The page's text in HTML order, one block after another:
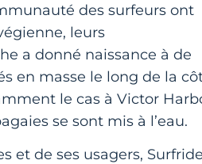
des surfeurs ont
leurs
a donné naissance à de
en masse le long de la
le cas à Victor
se sont mis à l’eau.
et de ses usagers,